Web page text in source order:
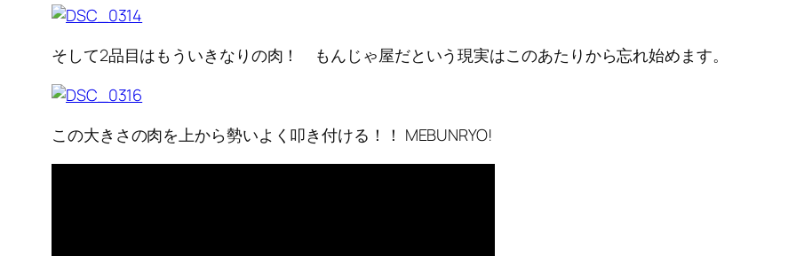
そして2品目はもういきなりの肉！ もんじゃ屋だという現実はこのあたりから忘れ始めます。
この大きさの肉を上から勢いよく叩き付ける！！ MEBUNRYO!